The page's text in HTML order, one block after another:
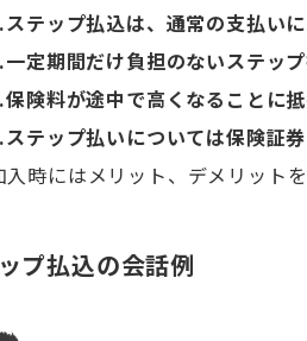
ステップ払込は、通常の支払い
一定期間だけ負担のないステップ
保険料が途中で高くなることに
ステップ払いについては保険証
入時にはメリット、デメリット
プ払込の会話例